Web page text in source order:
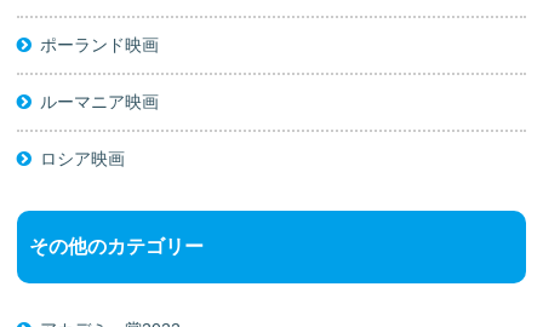
ポーランド映画
ルーマニア映画
ロシア映画
その他のカテゴリー